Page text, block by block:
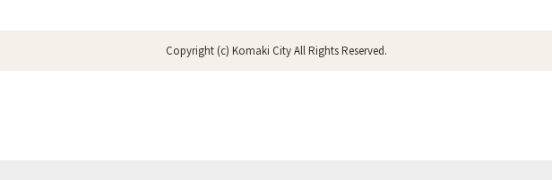
Copyright (c) Komaki City All Rights Reserved.